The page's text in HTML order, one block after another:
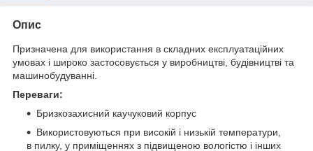
Опис
Призначена для використання в складних експлуатаційних
умовах і широко застосовується у виробництві, будівництві та
машинобудуванні.
Переваги:
Бризкозахисний каучуковий корпус
Використовуються при високій і низькій температури,
в пилку, у приміщеннях з підвищеною вологістю і інших